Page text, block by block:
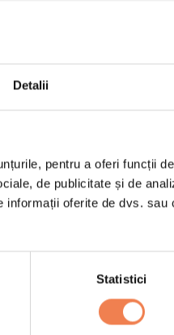
Detalii
pentru a oferi funcții
de publicitate și de
oferite de dvs.
Statistici
3 oua mari
4 fire ceapa
3 linguri sos de